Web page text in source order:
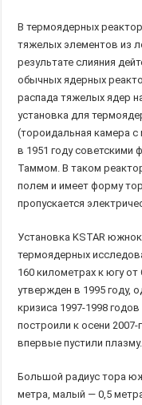
В термоядерных
тяжелых элементов из
результате слияния
обычных ядерных
распада тяжелых ядер
установка для
(тороидальная камера
в 1951 году
Таммом. В таком
полем и имеет форму
пропускается
Установка KSTAR
термоядерных
160 километрах к югу
утвержден в 1995 году,
кризиса 1997-1998
построили к осени
впервые пустили плазму.
Большой радиус тора
метра, малый — 0,5